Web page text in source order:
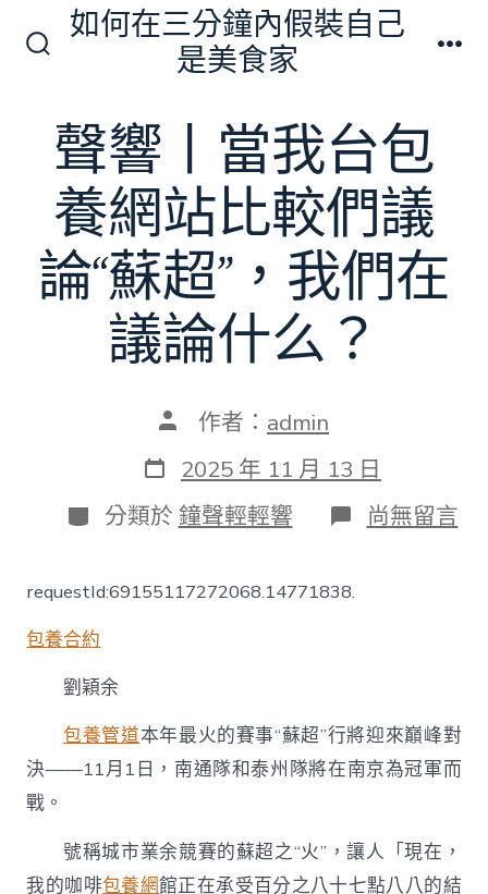
換
開
關
如何在三分鐘內假裝自己
是美食家
聲響丨當我台包
養網站比較們議
論“蘇超”，我們在
議論什么？
文
作
者
作者： admin
發
表
日
期
2025 年 11 月 13 日
分
類
分類於 鐘聲輕輕響 在
〈聲
站
比
較
論
“蘇
超”，
尚無留言
requestId:69155117272068.14771838.
包養合約
劉穎余
包養管道本年最火的賽事“蘇超”行將迎來巔峰對
決——11月1日，南通隊和泰州隊將在南京為冠軍而
戰。
號稱城市業余競賽的蘇超之“火”，讓人「現在，
我的咖啡包養網館正在承受百分之八十七點八八的結